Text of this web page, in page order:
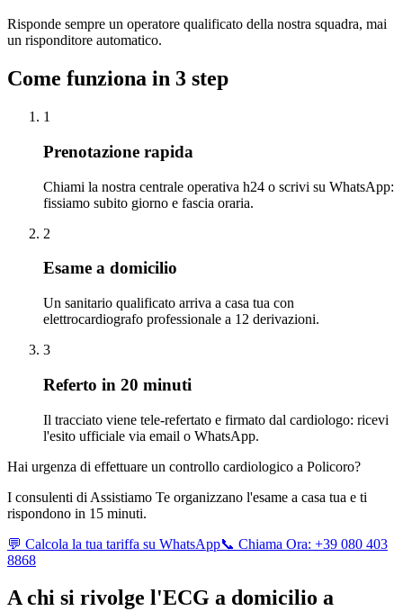
Risponde sempre un operatore qualificato della nostra squadra, mai
un risponditore automatico.
Come funziona in 3 step
1
Prenotazione rapida
Chiami la nostra centrale operativa h24 o scrivi su WhatsApp:
fissiamo subito giorno e fascia oraria.
2
Esame a domicilio
Un sanitario qualificato arriva a casa tua con
elettrocardiografo professionale a 12 derivazioni.
3
Referto in 20 minuti
Il tracciato viene tele-refertato e firmato dal cardiologo: ricevi
l'esito ufficiale via email o WhatsApp.
Hai urgenza di effettuare un controllo cardiologico a Policoro?
I consulenti di Assistiamo Te organizzano l'esame a casa tua e ti
rispondono in 15 minuti.
💬 Calcola la tua tariffa su WhatsApp📞 Chiama Ora: +39 080 403
8868
A chi si rivolge l'ECG a domicilio a